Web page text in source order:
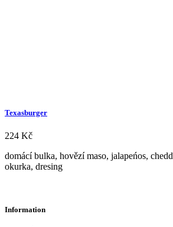
Texasburger
224 Kč
domácí bulka, hovězí maso, jalapeńos,
okurka, dresing
Information